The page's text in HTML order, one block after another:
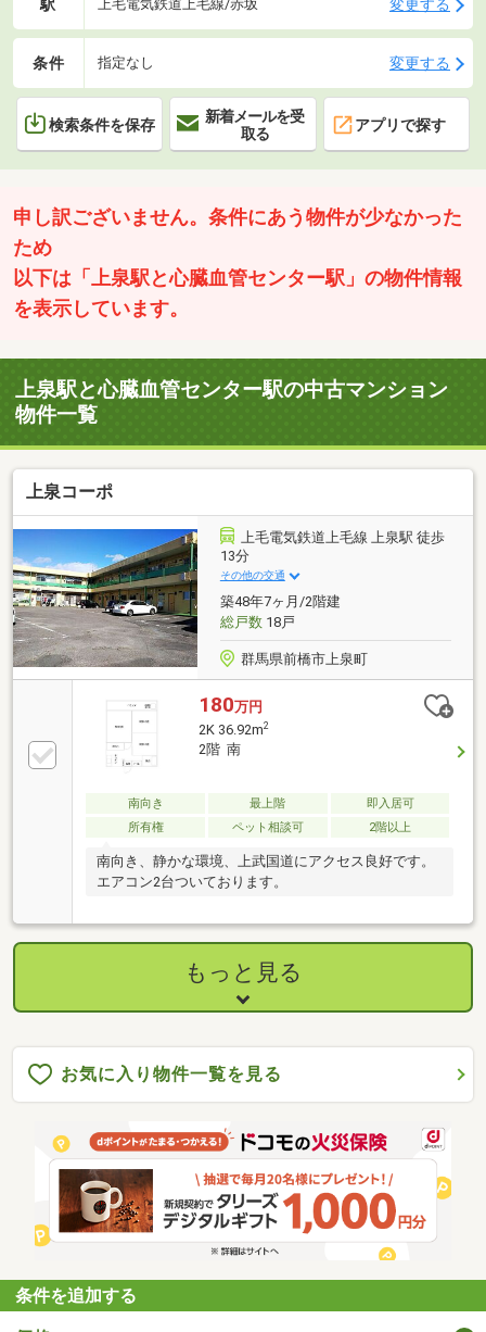
駅 上毛電気鉄道上毛線/赤坂 変更する
条件 指定なし 変更する
検索条件を保存
新着メールを受
取る
アプリで探す
申し訳ございません。条件にあう物件が少なかった
ため
以下は「上泉駅と心臓血管センター駅」の物件情報
を表示しています。
上泉駅と心臓血管センター駅の中古マンション
物件一覧
上泉コーポ
上毛電気鉄道上毛線 上泉駅 徒歩
13分
その他の交通
築48年7ヶ月/2階建
総戸数18戸
群馬県前橋市上泉町
180万円
2K 36.92m2
2階 南
南向き 最上階
即入居可
所有権
ペット相談可 2階以上
南向き、静かな環境、上武国道にアクセス良好です。
エアコン2台ついております。
もっと見る
お気に入り物件一覧を見る
条件を追加する